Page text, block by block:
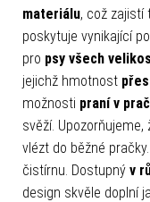
materiálu, což zajistí
poskytuje vynikající
pro psy všech
jejichž hmotnost
možnosti praní v
svěží.
vlézt do běžné
čistírnu. Dostupný v
design skvěle doplní